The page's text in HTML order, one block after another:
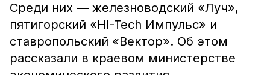
Среди них — железноводский «Луч»,
пятигорский «HI-Tech Импульс» и
ставропольский «Вектор». Об этом
рассказали в краевом министерстве